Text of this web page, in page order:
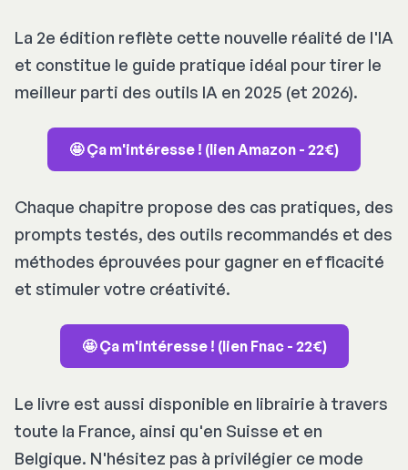
La 2e édition reflète cette nouvelle réalité de l'IA
et constitue le guide pratique idéal pour tirer le
meilleur parti des outils IA en 2025 (et 2026).
🤩 Ça m'intéresse ! (lien Amazon - 22€)
Chaque chapitre propose des cas pratiques, des
prompts testés, des outils recommandés et des
méthodes éprouvées pour gagner en efficacité
et stimuler votre créativité.
🤩 Ça m'intéresse ! (lien Fnac - 22€)
Le livre est aussi disponible en librairie à travers
toute la France, ainsi qu'en Suisse et en
Belgique. N'hésitez pas à privilégier ce mode